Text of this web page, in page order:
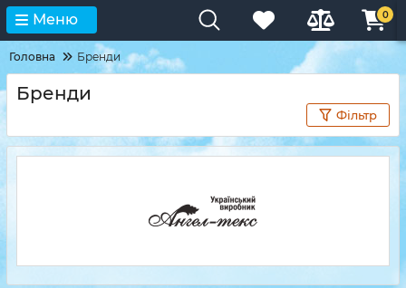
Меню 0
Головна Бренди
Бренди
Фільтр